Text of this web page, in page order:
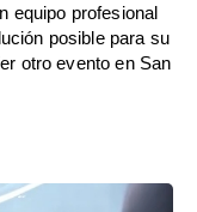
equipo profesional
posible para su
otro evento en San